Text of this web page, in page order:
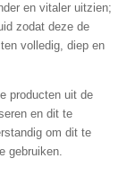
en vitaler uitzien;
zodat deze de
volledig, diep en
producten uit de
en dit te
om dit te
gebruiken.